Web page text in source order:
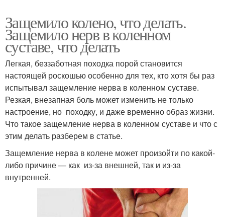
Защемило колено, что делать.
Защемило нерв в коленном
суставе, что делать
Легкая, беззаботная походка порой становится
настоящей роскошью особенно для тех, кто хотя бы раз
испытывал защемление нерва в коленном суставе.
Резкая, внезапная боль может изменить не только
настроение, но походку, и даже временно образ жизни.
Что такое защемление нерва в коленном суставе и что с
этим делать разберем в статье.
Защемление нерва в колене может произойти по какой-
либо причине — как из-за внешней, так и из-за
внутренней.